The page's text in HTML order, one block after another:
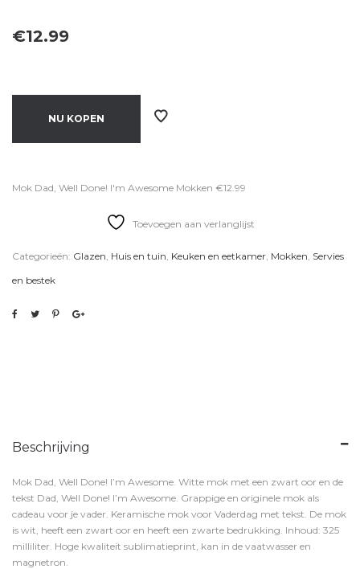
€12.99
NU KOPEN
Mok Dad, Well Done! I'm Awesome Mokken €12.99
Toevoegen aan verlanglijst
Categorieën: Glazen, Huis en tuin, Keuken en eetkamer, Mokken, Servies
en bestek
Beschrijving
Mok Dad, Well Done! I’m Awesome. Witte mok met een zwart oor en de
tekst Dad, Well Done! I’m Awesome. Grappige en originele mok als
cadeau voor je vader. Keramische mok voor Vaderdag met tekst. De mok
is wit, heeft een zwart oor en heeft een zwarte bedrukking. Inhoud: 325
milliliter. Hoge kwaliteit sublimatieprint, kan in de vaatwasser en
magnetron.